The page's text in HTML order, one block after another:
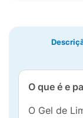
O que é e
O Gel de